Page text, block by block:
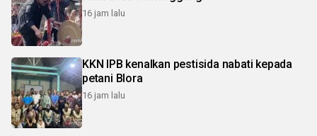
16 jam lalu
KKN IPB kenalkan pestisida nabati kepada
petani Blora
16 jam lalu